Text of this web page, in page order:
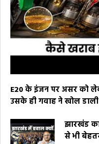
E20 के इंजन पर असर को
उसके ही गवाह ने खोल डाली
झारखंड
से भी